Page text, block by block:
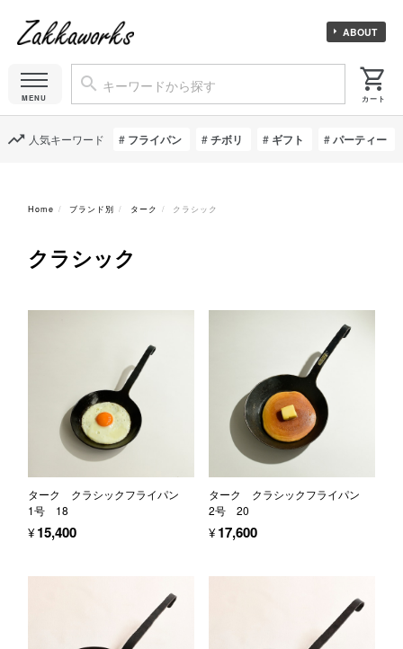
ABOUT
人気キーワード フライパン チボリ ギフト パーティー
Home ブランド別 ターク クラシック
クラシック
ターク クラシックフライパン
1号 18
¥15,400
ターク クラシックフライパン
2号 20
¥17,600